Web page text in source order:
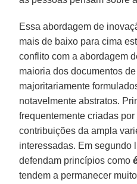
Essa abordagem de
mais de baixo para cima
conflito com a abordagem
maioria dos documentos
majoritariamente
notavelmente abstratos.
frequentemente criadas
contribuições da ampla
interessadas. Em segundo
defendam princípios como
tendem a permanecer